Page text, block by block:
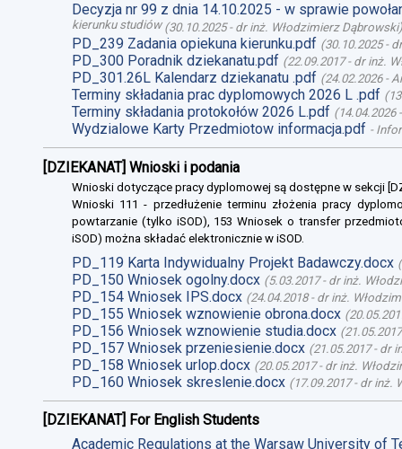
Decyzja nr 99 z dnia 14.10.2025 - w sprawie
kierunku studiów(30.10.2025- dr inż. Włodzimierz Dąbrowski)
PD_239 Zadania opiekuna kierunku.pdf (30.10.2025-
PD_300 Poradnik dziekanatu.pdf (22.09.2017- dr inż.
PD_301.26L Kalendarz dziekanatu .pdf (24.02.2026-
Terminy składania prac dyplomowych 2026 L .pdf (
Terminy składania protokołów 2026 L.pdf (14.04.2026
Wydzialowe Karty Przedmiotow informacja.pdf -
[DZIEKANAT] Wnioski i podania
Wnioski dotyczące pracy dyplomowej są dostępne w sekcji
Wnioski 111 - przedłużenie terminu złożenia pracy
powtarzanie (tylko iSOD), 153 Wniosek o transfer
iSOD) można składać elektronicznie w iSOD.
PD_119 Karta Indywidualny Projekt Badawczy.docx (
PD_150 Wniosek ogolny.docx (5.03.2017- dr inż.
PD_154 Wniosek IPS.docx (24.04.2018- dr inż.
PD_155 Wniosek wznowienie obrona.docx (
PD_156 Wniosek wznowienie studia.docx (21.05.2017
PD_157 Wniosek przeniesienie.docx (21.05.2017- dr
PD_158 Wniosek urlop.docx (20.05.2017- dr inż.
PD_160 Wniosek skreslenie.docx (17.09.2017- dr inż.
[DZIEKANAT] For English Students
Academic Regulations at the Warsaw University of